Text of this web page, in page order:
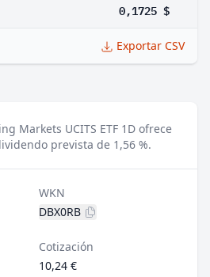
0,1725 $
Exportar CSV
Markets UCITS ETF 1D ofrece
prevista de 1,56 %.
WKN
DBX0RB
Cotización
10,24 €